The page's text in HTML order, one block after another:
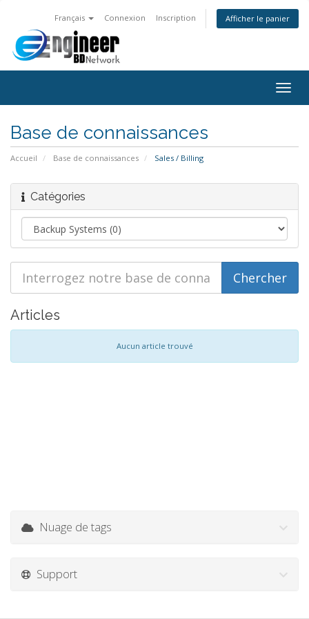
Français Connexion Inscription Afficher le panier
la
Base de connaissances
Accueil Base de connaissances Sales / Billing
Catégories
Articles
Aucun article trouvé
Nuage de tags
Support